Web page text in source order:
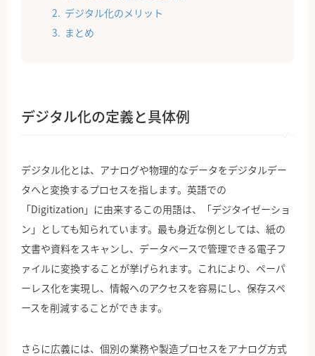
デジタル化のメリット
まとめ
デジタル化の定義と具体例
デジタル化とは、アナログや物理的なデータをデジタルデー
タへと変換するプロセスを指します。英語での
「Digitization」に由来するこの用語は、「デジタイゼーショ
ン」としても知られています。最も身近な例としては、紙の
文書や資料をスキャンし、データベースで管理できる電子フ
ァイルに変換することが挙げられます。これにより、ペーパ
ーレス化を実現し、情報へのアクセスを容易にし、保存スペ
ースを削減することができます。
さらに広義には、個別の業務や製造プロセスをアナログ方式